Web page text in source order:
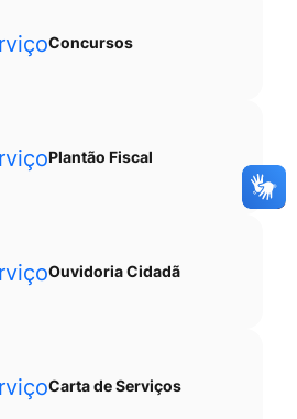
Concursos
Plantão Fiscal
Ouvidoria Cidadã
Carta de Serviços